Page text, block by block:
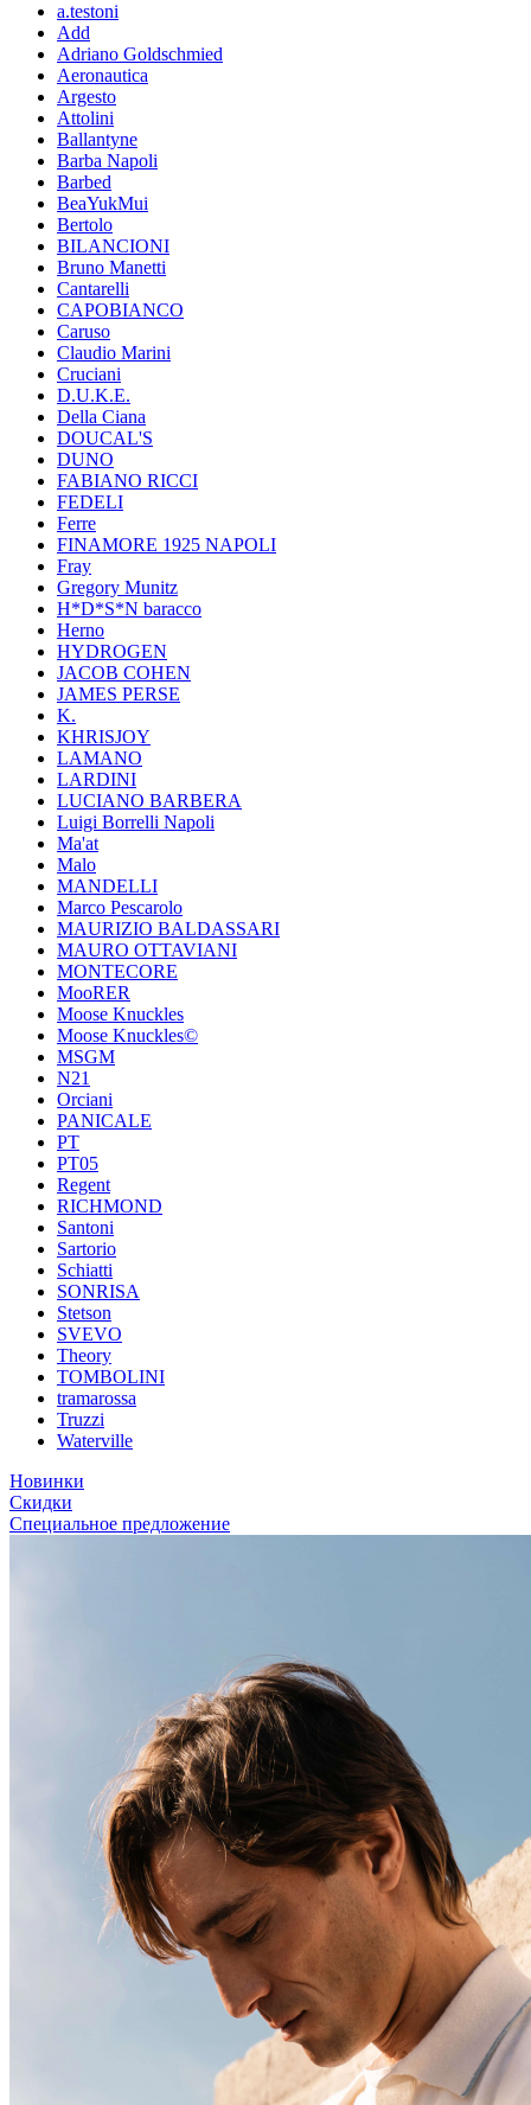
a.testoni
Add
Adriano Goldschmied
Aeronautica
Argesto
Attolini
Ballantyne
Barba Napoli
Barbed
BeaYukMui
Bertolo
BILANCIONI
Bruno Manetti
Cantarelli
CAPOBIANCO
Caruso
Claudio Marini
Cruciani
D.U.K.E.
Della Ciana
DOUCAL'S
DUNO
FABIANO RICCI
FEDELI
Ferre
FINAMORE 1925 NAPOLI
Fray
Gregory Munitz
H*D*S*N baracco
Herno
HYDROGEN
JACOB COHEN
JAMES PERSE
K.
KHRISJOY
LAMANO
LARDINI
LUCIANO BARBERA
Luigi Borrelli Napoli
Ma'at
Malo
MANDELLI
Marco Pescarolo
MAURIZIO BALDASSARI
MAURO OTTAVIANI
MONTECORE
MooRER
Moose Knuckles
Moose Knuckles©️
MSGM
N21
Orciani
PANICALE
PT
PT05
Regent
RICHMOND
Santoni
Sartorio
Schiatti
SONRISA
Stetson
SVEVO
Theory
TOMBOLINI
tramarossa
Truzzi
Waterville
Новинки
Скидки
Специальное предложение